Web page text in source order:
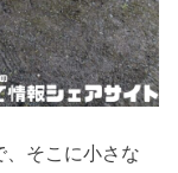
、そこに小さな